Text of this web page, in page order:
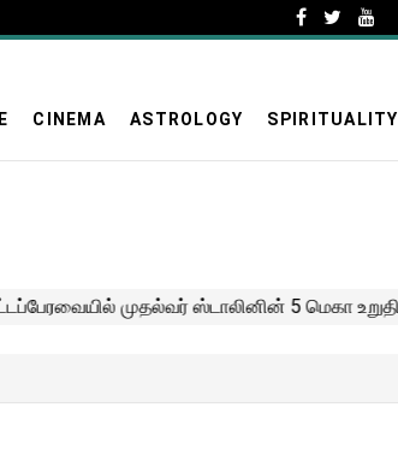
CINEMA ASTROLOGY SPIRITUALITY